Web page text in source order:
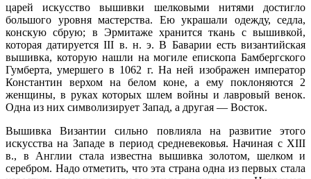
царей искусство вышивки шелковыми нитями достигло
большого уровня мастерства. Ею украшали одежду, седла,
конскую сбрую; в Эрмитаже хранится ткань с вышивкой,
которая датируется III в. н. э. В Баварии есть византийская
вышивка, которую нашли на могиле епископа Бамбергского
Гумберта, умершего в 1062 г. На ней изображен император
Константин верхом на белом коне, а ему поклоняются 2
женщины, в руках которых шлем войны и лавровый венок.
Одна из них символизирует Запад, а другая — Восток.
Вышивка Византии сильно повлияла на развитие этого
искусства на Западе в период средневековья. Начиная с XIII
в., в Англии стала известна вышивка золотом, шелком и
серебром. Надо отметить, что эта страна одна из первых стала